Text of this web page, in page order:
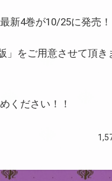
新4巻が10/25に発売！
」をご用意させて頂き
ください！！